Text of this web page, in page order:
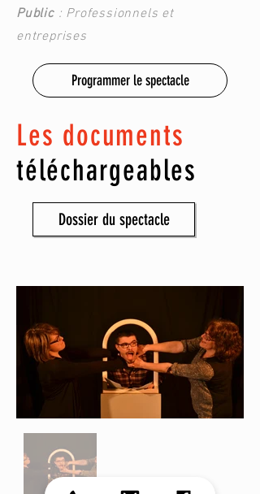
Public: Professionnels et
entreprises
Programmer le spectacle
Les documents
téléchargeables
Dossier du spectacle